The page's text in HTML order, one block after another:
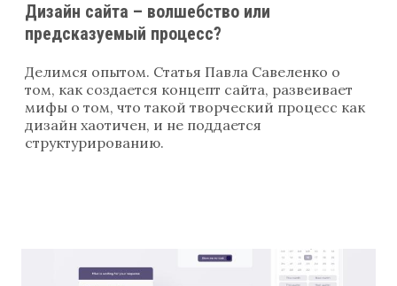
Дизайн сайта – волшебство или
предсказуемый процесс?
Делимся опытом. Статья Павла Савеленко о
том, как создается концепт сайта, развеивает
мифы о том, что такой творческий процесс как
дизайн хаотичен, и не поддается
структурированию.